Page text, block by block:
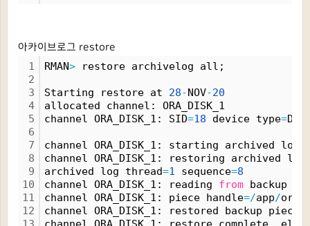
아카이브로그 restore
1
2
3
4
5
6
7
8
9
10
11
12
RMAN> restore archivelog all;
Starting restore at 28-NOV-20
allocated channel: ORA_DISK_1
channel ORA_DISK_1: SID=18 device type=
channel ORA_DISK_1: starting archived
channel ORA_DISK_1: restoring archived log
archived log thread=1 sequence=8
channel ORA_DISK_1: reading from backup
channel ORA_DISK_1: piece handle=/app/
channel ORA_DISK_1: restored backup piece